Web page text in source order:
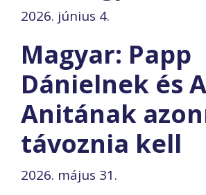
2026. június 4.
Magyar: Papp
Dánielnek és
Anitának
távoznia kell
2026. május 31.